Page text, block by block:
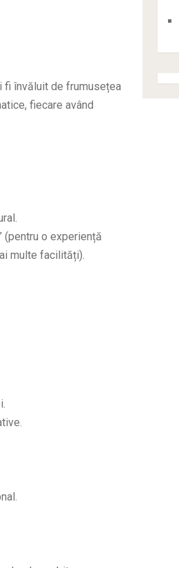
fi învăluit de frumusețea
fiecare având
(pentru o experiență
multe facilități).